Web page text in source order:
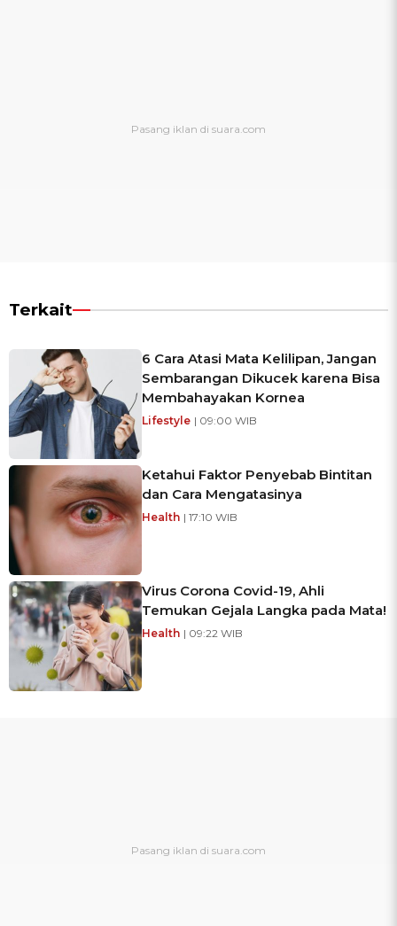
Terkait
6 Cara Atasi Mata Kelilipan, Jangan
Sembarangan Dikucek karena Bisa
Membahayakan Kornea
Lifestyle | 09:00 WIB
Ketahui Faktor Penyebab Bintitan
dan Cara Mengatasinya
Health | 17:10 WIB
Virus Corona Covid-19, Ahli
Temukan Gejala Langka pada Mata!
Health | 09:22 WIB